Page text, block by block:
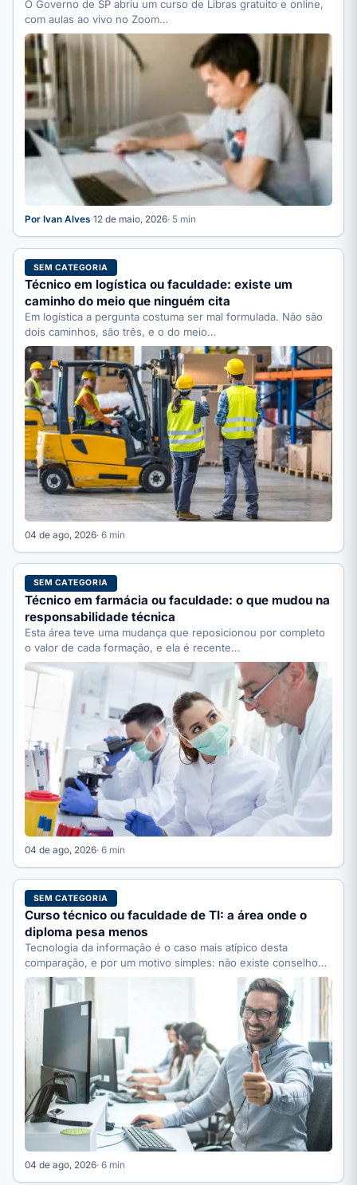
O Governo de SP abriu um curso de Libras gratuito e online,
com aulas ao vivo no Zoom…
Por Ivan Alves·12 de maio, 2026· 5 min
SEM CATEGORIA
Técnico em logística ou faculdade: existe um
caminho do meio que ninguém cita
Em logística a pergunta costuma ser mal formulada. Não são
dois caminhos, são três, e o do meio…
04 de ago, 2026· 6 min
SEM CATEGORIA
Técnico em farmácia ou faculdade: o que mudou na
responsabilidade técnica
Esta área teve uma mudança que reposicionou por completo
o valor de cada formação, e ela é recente…
04 de ago, 2026· 6 min
SEM CATEGORIA
Curso técnico ou faculdade de TI: a área onde o
diploma pesa menos
Tecnologia da informação é o caso mais atípico desta
comparação, e por um motivo simples: não existe conselho…
04 de ago, 2026· 6 min